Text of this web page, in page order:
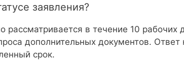
заявления?
рассматривается в течение 10 рабочих
дополнительных документов.
срок.